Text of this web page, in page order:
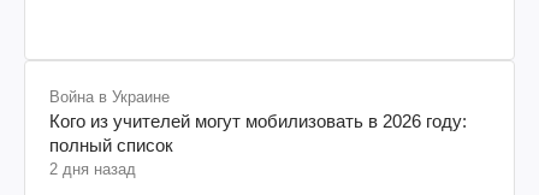
Война в Украине
Кого из учителей могут мобилизовать в 2026 году:
полный список
2 дня назад